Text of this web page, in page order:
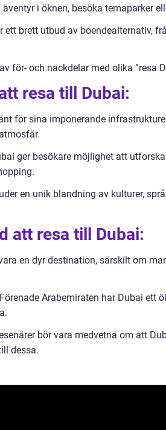
i öknen, besöka temaparker
ett brett utbud av boendealternativ,
för- och nackdelar med olika ”resa
resa till Dubai:
för sina imponerande
ger besökare möjlighet att
en unik blandning av kulturer,
att resa till Dubai:
en dyr destination, särskilt om
Arabemiraten har Dubai ett
bör vara medvetna om att
dessa.